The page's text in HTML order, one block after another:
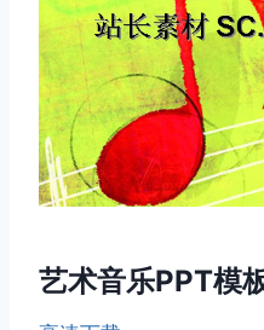
艺术音乐PPT模